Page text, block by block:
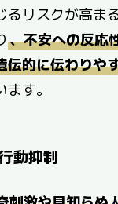
るリスクが高ま
、不安への反応
伝的に伝わりや
す。
動抑制